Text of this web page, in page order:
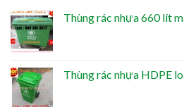
Thùng rác nhựa 660 lít
Thùng rác nhựa HDPE